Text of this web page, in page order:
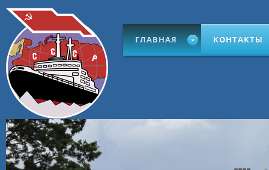
ГЛАВНАЯ КОНТАКТЫ